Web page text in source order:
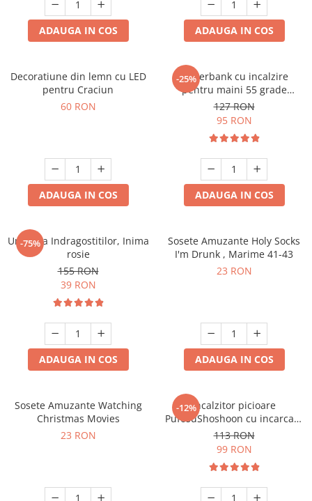
ADAUGA IN COS ADAUGA IN COS
Decoratiune din lemn cu LED
pentru Craciun
60 RON
ADAUGA IN COS
-25%
Powerbank cu incalzire
pentru maini 55 grade
Bucuria frigurosilor
10000mAh
127 RON
95 RON
ADAUGA IN COS
-75%
Umbrela Indragostitilor, Inima
rosie
155 RON
39 RON
ADAUGA IN COS
Sosete Amuzante Holy Socks
I'm Drunk , Marime 41-43
23 RON
ADAUGA IN COS
Sosete Amuzante Watching
Christmas Movies
23 RON
-12%Incalzitor picioare
PufosuShoshoon cu incarcare
USB
113 RON
99 RON